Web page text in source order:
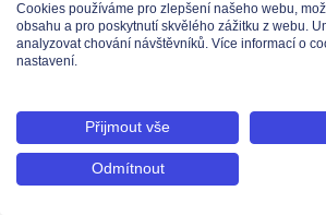
Tel.: +420 491 519 500 | E-mail: helpdesk@teas.cz |
763 02 Zlín
© 2026 Teas spol. s r. o., Platnéřská 88/9, 110 00
48906565, DIČ: CZ699008048, Zapsána v OR
Cookies používáme pro zlepšení našeho webu,
obsahu a pro poskytnutí skvělého zážitku z webu.
analyzovat chování návštěvníků. Více informací o
nastavení.
Přijmout vše
Odmítnout